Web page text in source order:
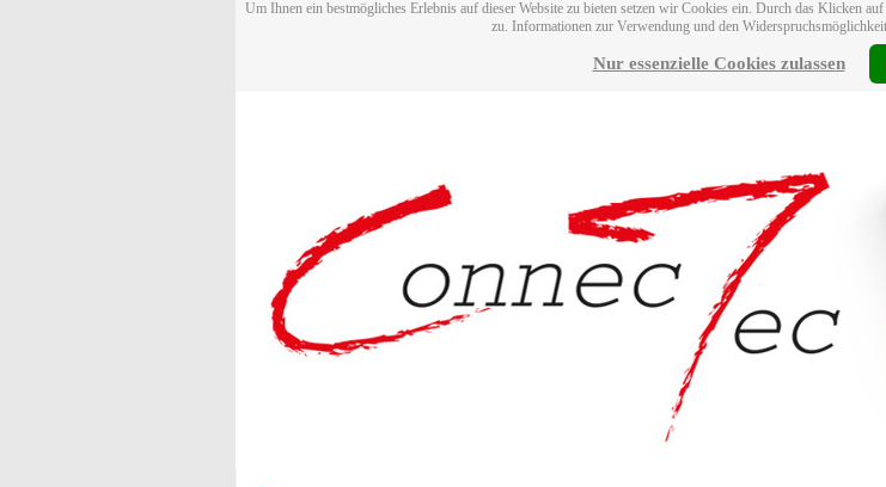
Um Ihnen ein bestmögliches Erlebnis auf dieser Website zu bieten setzen wir Cookies ein. Durch das Klicken
zu. Informationen zur Verwendung und den
Nur essenzielle Cookies zulassen